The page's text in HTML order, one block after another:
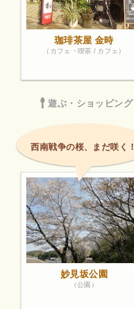
珈琲茶屋 金時
（カフェ・喫茶 / カフェ）
遊ぶ・ショッピング
西南戦争の桜、まだ咲く！
妙見坂公園
（公園）